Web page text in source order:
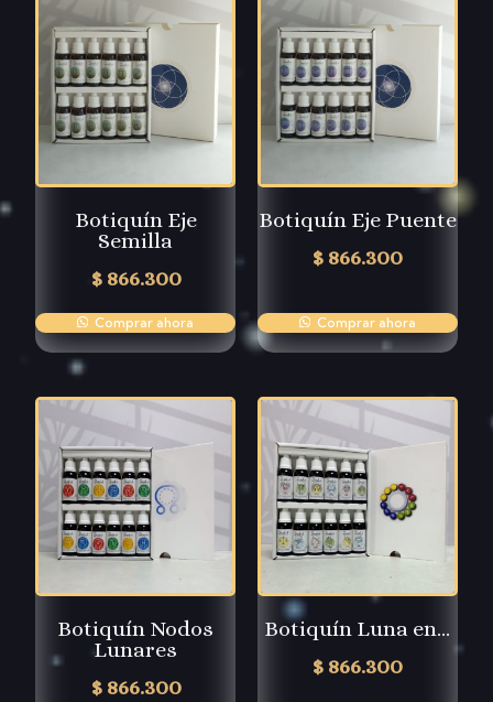
Botiquín Eje
Semilla
$866.300
Comprar ahora
Botiquín Eje Puente
$ 866.300
Comprar ahora
Botiquín Nodos
Lunares
$866.300
Botiquín Luna en…
$ 866.300